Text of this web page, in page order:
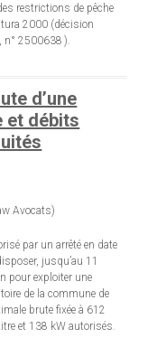
restrictions de pêche
2000 (décision
n° 2500638 ).
d’une
et débits
Avocats)
par un arrêté en date
jusqu’au 11
pour exploiter une
de la commune de
brute fixée à 612
et 138 kW autorisés.